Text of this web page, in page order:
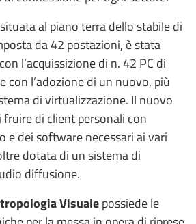
al piano terra dello stabile di
da 42 postazioni, è stata
l’acquissizione di n. 42 PC di
con l’adozione di un nuovo, più
di virtualizzazione. Il nuovo
di client personali con
e dei software necessari ai vari
dotata di un sistema di
diffusione.
Visualepossiede le